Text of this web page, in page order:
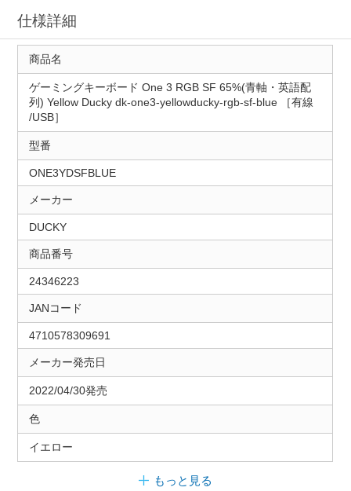
仕様詳細
商品名
ゲーミングキーボード One 3 RGB SF 65%(青軸・英語配
列) Yellow Ducky dk-one3-yellowducky-rgb-sf-blue ［有線
/USB］
型番
ONE3YDSFBLUE
メーカー
DUCKY
商品番号
24346223
JANコード
4710578309691
メーカー発売日
2022/04/30発売
色
イエロー
もっと見る